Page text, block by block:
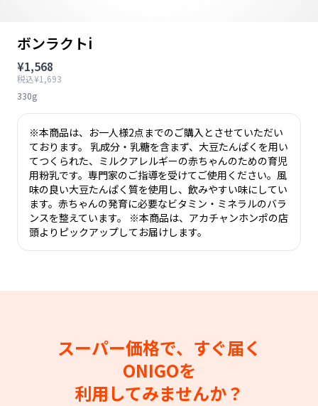
ボンラクトi
¥1,568
税込¥1,693
330g
※本商品は、お一人様2点までのご購入とさせていただい
ております。 乳成分・乳糖を含まず、大豆たんぱくを用い
てつくられた、ミルクアレルギーの赤ちゃんのための育児
用粉乳です。専門家のご指導を受けてご使用ください。風
味の良い大豆たんぱく質を使用し、飲みやすい味にしてい
ます。赤ちゃんの発育に必要なビタミン・ミネラルのバラ
ンスを整えています。 ※本商品は、アカチャンホンポの店
頭よりピックアップしてお届けします。
スーパー価格で、すぐ届く
ONIGOを
利用してみませんか？